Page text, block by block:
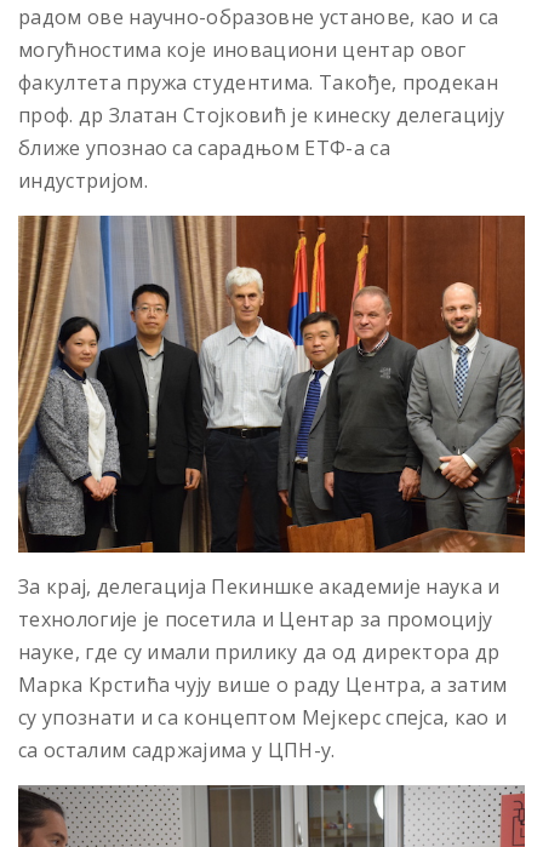
радом ове научно-образовне установе, као и са
могућностима које иновациони центар овог
факултета пружа студентима. Такође, продекан
проф. др Златан Стојковић је кинеску делегацију
ближе упознао са сарадњом ЕТФ-а са
индустријом.
За крај, делегација Пекиншке академије наука и
технологије је посетила и Центар за промоцију
науке, где су имали прилику да од директора др
Марка Крстића чују више о раду Центра, а затим
су упознати и са концептом Мејкерс спејса, као и
са осталим садржајима у ЦПН-у.